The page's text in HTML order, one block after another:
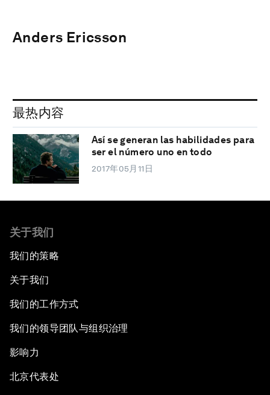
Anders Ericsson
最热内容
Así se generan las habilidades para
ser el número uno en todo
2017年05月11日
关于我们
我们的策略
关于我们
我们的工作方式
我们的领导团队与组织治理
影响力
北京代表处